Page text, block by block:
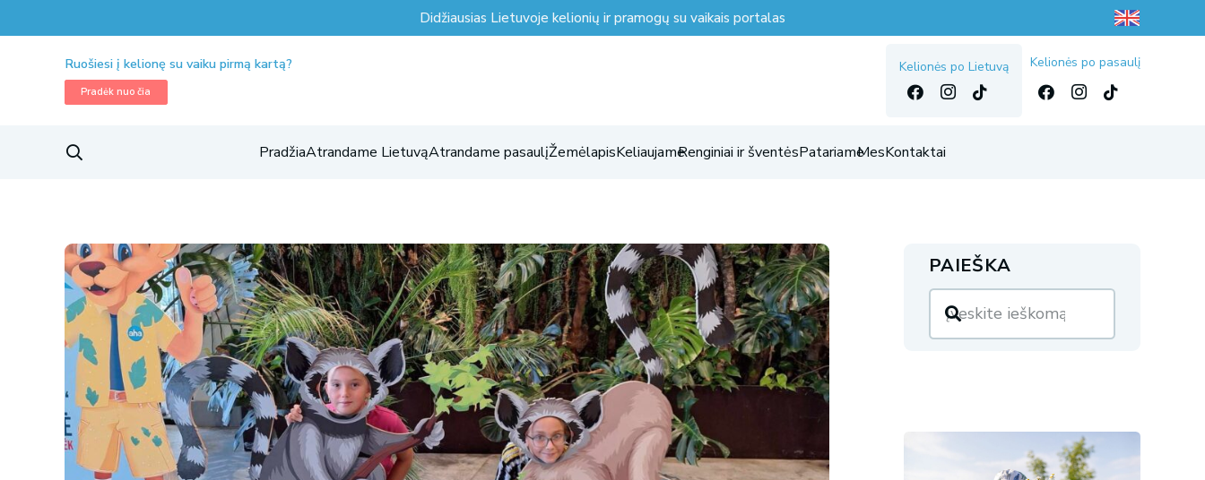
Didžiausias Lietuvoje kelionių ir pramogų su vaikais portalas
Ruošiesi į kelionę su vaiku pirmą kartą?
Pradėk nuo čia
Kelionės po Lietuvą Kelionės po pasaulį
PradžiaAtrandame LietuvąAtrandame pasaulįŽemėlapisKeliaujameRenginiai ir šventėsPatariameMesKontaktai
PAIEŠKA